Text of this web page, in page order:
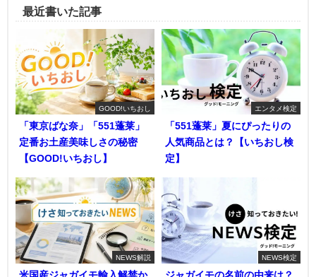
最近書いた記事
GOOD!いちおし
「東京ばな奈」「551蓬莱」
定番お土産美味しさの秘密
【GOOD!いちおし】
エンタメ検定
「551蓬莱」夏にぴったりの
人気商品とは？【いちおし検
定】
NEWS解説
米国産ジャガイモ輸入解禁か
NEWS検定
ジャガイモの名前の由来は？